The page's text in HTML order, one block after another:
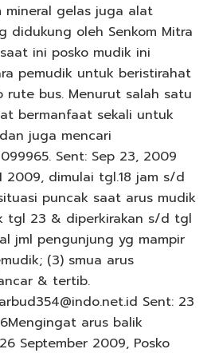
mineral gelas juga alat
didukung oleh Senkom Mitra
ini posko mudik ini
pemudik untuk beristirahat
rute bus. Menurut salah satu
bermanfaat sekali untuk
juga mencari
Sent: Sep 23, 2009
2009, dimulai tgl.18 jam s/d
puncak saat arus mudik
tgl 23 & diperkirakan s/d tgl
jml pengunjung yg mampir
(3) smua arus
& tertib.
Sent: 23
arus balik
September 2009, Posko